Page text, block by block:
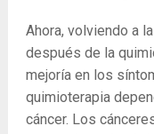
Ahora, volviendo a
después de la
mejoría en los
quimioterapia
cáncer. Los